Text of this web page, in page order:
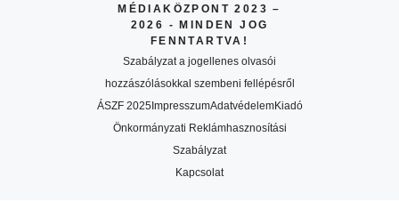
MÉDIAKÖZPONT 2023 –
2026 - MINDEN JOG
FENNTARTVA!
Szabályzat a jogellenes olvasói
hozzászólásokkal szembeni fellépésről
ÁSZF 2025ImpresszumAdatvédelemKiadó
Önkormányzati Reklámhasznosítási
Szabályzat
Kapcsolat